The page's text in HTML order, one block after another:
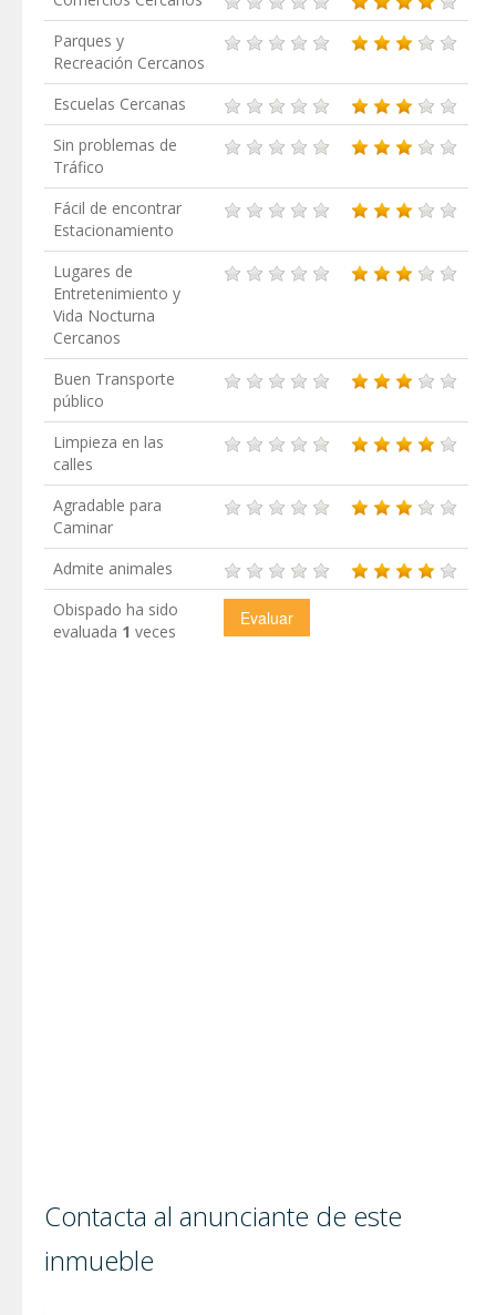
Parques y
Recreación Cercanos
Escuelas Cercanas
Sin problemas de
Tráfico
Fácil de encontrar
Estacionamiento
Lugares de
Entretenimiento y
Vida Nocturna
Cercanos
Buen Transporte
público
Limpieza en las
calles
Agradable para
Caminar
Admite animales
Obispado ha sido
evaluada 1 veces
Contacta al anunciante de este
inmueble